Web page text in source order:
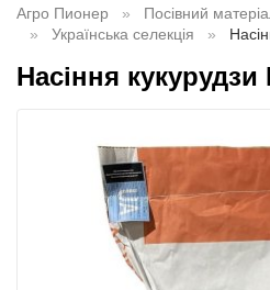
Агро Пионер Посівний
Українська селекція
Насіння кукурудзи